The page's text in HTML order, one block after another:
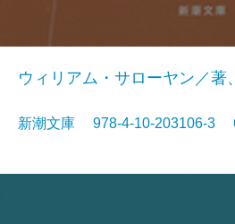
ウィリアム・サローヤン／著
新潮文庫 978-4-10-203106-3